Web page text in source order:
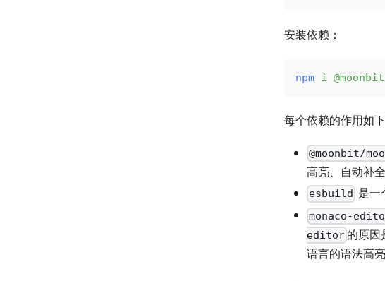
安装依赖：
npm i
每个依赖的作用如下
@moonbit/
高亮、自动补
esbuild 是一
monaco-
editor 的原
语言的语法高